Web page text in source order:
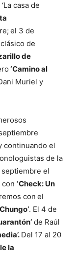
casa de
el 3 de
de
de
‘Camino al
Muriel y
continuando el
de la
septiembre el
con ‘Check: Un
con el
. El 4 de
de Raúl
Del 17 al 20
la